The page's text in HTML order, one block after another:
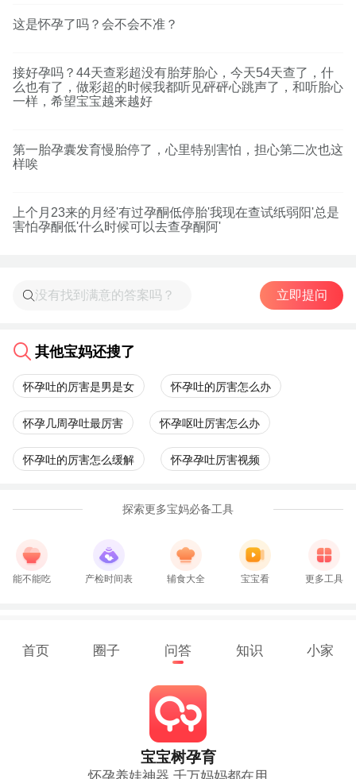
这是怀孕了吗？会不会不准？
接好孕吗？44天查彩超没有胎芽胎心，今天54天查了，什
么也有了，做彩超的时候我都听见砰砰心跳声了，和听胎心
一样，希望宝宝越来越好
第一胎孕囊发育慢胎停了，心里特别害怕，担心第二次也这
样唉
上个月23来的月经'有过孕酮低停胎'我现在查试纸弱阳'总是
害怕孕酮低'什么时候可以去查孕酮阿'
立即提问
其他宝妈还搜了
怀孕吐的厉害是男是女 怀孕吐的厉害怎么办
怀孕几周孕吐最厉害 怀孕呕吐厉害怎么办
怀孕吐的厉害怎么缓解 怀孕孕吐厉害视频
探索更多宝妈必备工具
能不能吃 产检时间表 辅食大全 宝宝看 更多工具
首页 圈子 问答 知识 小家
宝宝树孕育